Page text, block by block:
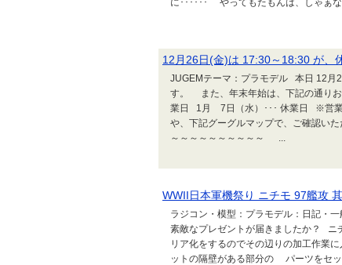
に･･････ やってもたもんは、しゃぁ
12月26日(金)は 17:30～18:30 が、
JUGEMテーマ：プラモデル 本日 12月
す。 また、年末年始は、下記の通り
業日 1月 7日（水）･･･ 休業日 ※営
や、下記グーグルマップで、ご確認い
～～～～～～～～～～ ...
WWII日本軍機祭り ニチモ 97艦攻 其
ラジコン・模型：プラモデル：日記・
素敵なプレゼントが届きましたか？ ニ
リア化をするのでその辺りの加工作業
ットの隔壁がある部分の パーツをセ